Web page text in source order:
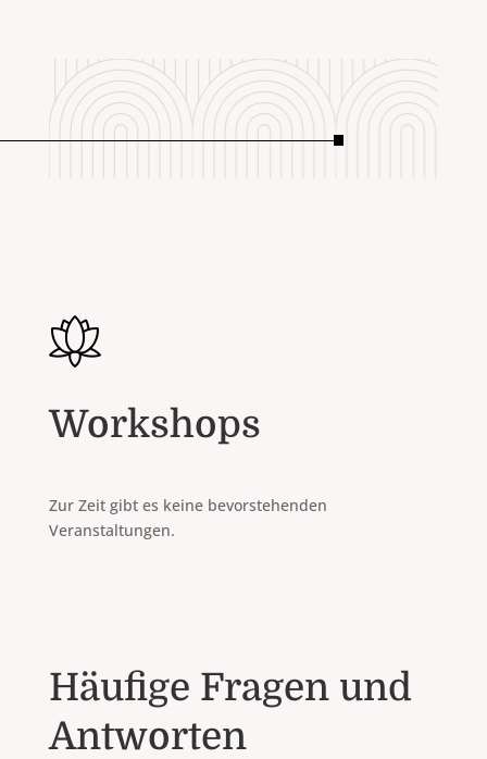
Workshops
Zur Zeit gibt es keine bevorstehenden
Veranstaltungen.
Häufige Fragen und
Antworten